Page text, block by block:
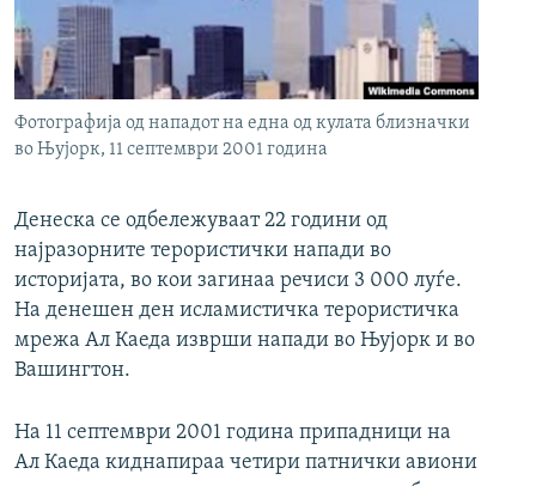
РСЕ веб страници
Фотографија од нападот на една од кулата близначки
во Њујорк, 11 септември 2001 година
Денеска се одбележуваат 22 години од
најразорните терористички напади во
историјата, во кои загинаа речиси 3 000 луѓе.
На денешен ден исламистичка терористичка
мрежа Ал Каеда изврши напади во Њујорк и во
Вашингтон.
На 11 септември 2001 година припадници на
Ал Каеда киднапираа четири патнички авиони